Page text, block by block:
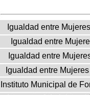
Igualdad entre
Igualdad entre
Igualdad entre
Igualdad entre
Instituto Municipal de